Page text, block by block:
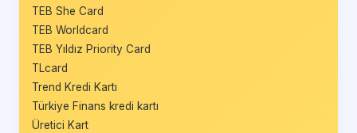
TEB She Card
TEB Worldcard
TEB Yıldız Priority Card
TLcard
Trend Kredi Kartı
Türkiye Finans kredi kartı
Üretici Kart